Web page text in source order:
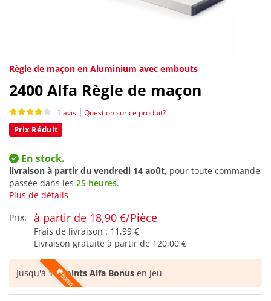
Règle de maçon en Aluminium avec embouts
2400 Alfa Règle de maçon
1 avis | Question sur ce produit?
Prix Réduit
En stock.
livraison à partir du vendredi 14 août, pour toute commande
passée dans les 25 heures.
Plus de détails
Prix:
à partir de 18,90 €/Pièce
Frais de livraison : 11,99 €
Livraison gratuite à partir de 120,00 €
Jusqu'à11 points Alfa Bonus en jeu